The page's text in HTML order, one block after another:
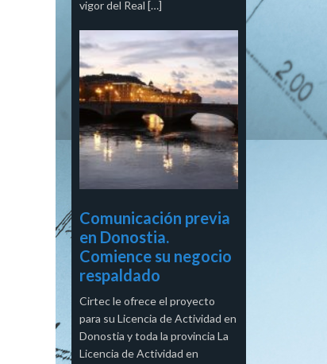
vigor del Real […]
Comunicación previa
en Donostia.
Comience su negocio
respaldado
Cirtec le ofrece el proyecto
para su Licencia de Actividad en
Donostia y toda la provincia La
Licencia de Actividad en